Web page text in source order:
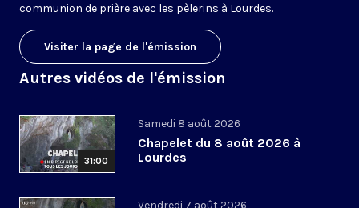
communion de prière avec les pèlerins à Lourdes.
Visiter la page de l'émission
Autres vidéos de l'émission
31:00
Samedi 8 août 2026
Chapelet du 8 août 2026 à
Lourdes
Vendredi 7 août 2026